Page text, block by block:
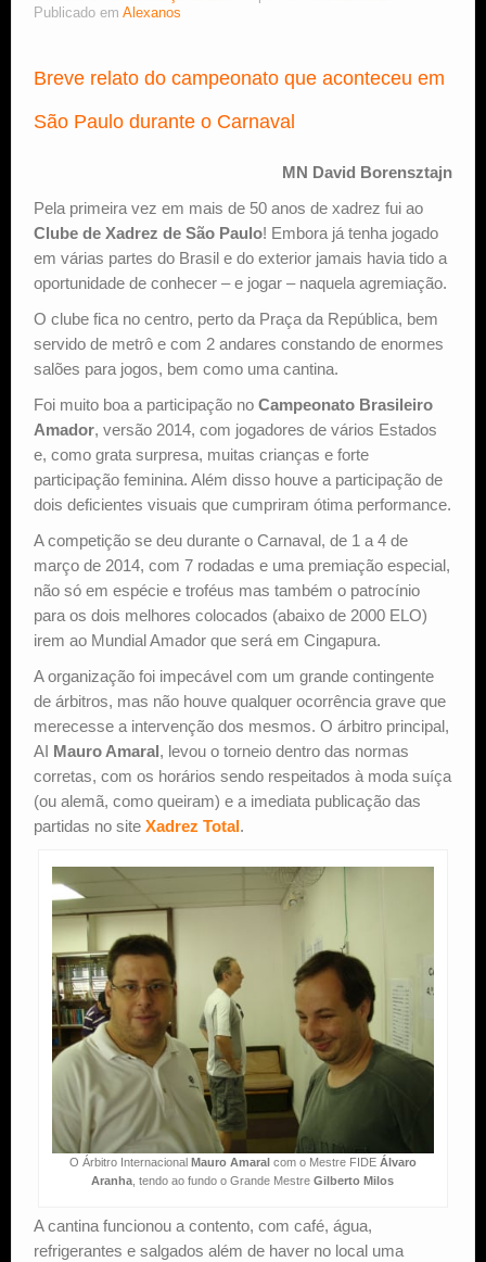
Publicado em Alexanos
Breve relato do campeonato que aconteceu em
São Paulo durante o Carnaval
MN David Borensztajn
Pela primeira vez em mais de 50 anos de xadrez fui ao
Clube de Xadrez de São Paulo! Embora já tenha jogado
em várias partes do Brasil e do exterior jamais havia tido a
oportunidade de conhecer – e jogar – naquela agremiação.
O clube fica no centro, perto da Praça da República, bem
servido de metrô e com 2 andares constando de enormes
salões para jogos, bem como uma cantina.
Foi muito boa a participação no Campeonato Brasileiro
Amador, versão 2014, com jogadores de vários Estados
e, como grata surpresa, muitas crianças e forte
participação feminina. Além disso houve a participação de
dois deficientes visuais que cumpriram ótima performance.
A competição se deu durante o Carnaval, de 1 a 4 de
março de 2014, com 7 rodadas e uma premiação especial,
não só em espécie e troféus mas também o patrocínio
para os dois melhores colocados (abaixo de 2000 ELO)
irem ao Mundial Amador que será em Cingapura.
A organização foi impecável com um grande contingente
de árbitros, mas não houve qualquer ocorrência grave que
merecesse a intervenção dos mesmos. O árbitro principal,
AI Mauro Amaral, levou o torneio dentro das normas
corretas, com os horários sendo respeitados à moda suíça
(ou alemã, como queiram) e a imediata publicação das
partidas no site Xadrez Total.
O Árbitro Internacional Mauro Amaralcom o Mestre FIDE Álvaro
Aranha , tendo ao fundo o Grande MestreGilberto Milos
A cantina funcionou a contento, com café, água,
refrigerantes e salgados além de haver no local uma